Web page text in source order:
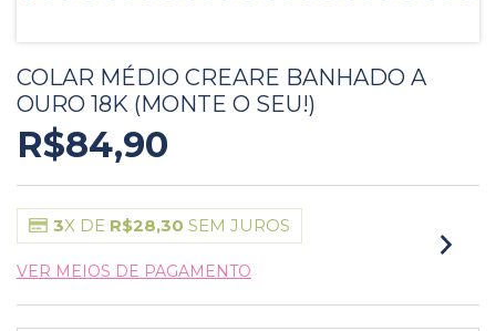
COLAR MÉDIO CREARE BANHADO A
OURO 18K (MONTE O SEU!)
R$84,90
3X DE R$28,30 SEM JUROS
VER MEIOS DE PAGAMENTO